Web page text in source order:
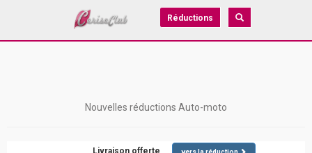
Réductions
Nouvelles réductions Auto-moto
Livraison offerte